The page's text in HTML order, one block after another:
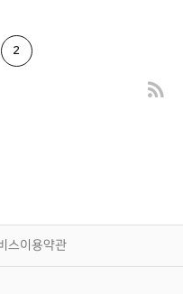
2
스이용약관